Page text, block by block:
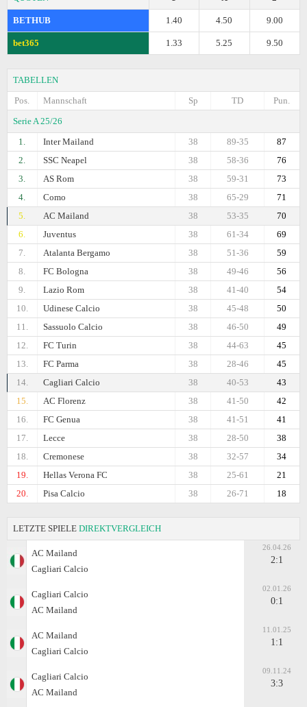
BETHUB 9.00
4.50
1.40
bet365 9.50
5.25
1.33
TABELLEN
Pos.
Mannschaft Pun.
TD
Sp
Serie A 25/26
1.
Inter Mailand 87
89-35
38
2.
SSC Neapel 76
58-36
38
3.
AS Rom 73
59-31
38
4.
Como 71
65-29
38
5.
AC Mailand 70
53-35
38
6.
Juventus 69
61-34
38
7.
Atalanta Bergamo 59
51-36
38
8.
FC Bologna 56
49-46
38
9.
Lazio Rom 54
41-40
38
10.
Udinese Calcio 50
45-48
38
11.
Sassuolo Calcio 49
46-50
38
12.
FC Turin 45
44-63
38
13.
FC Parma 45
28-46
38
14.
Cagliari Calcio 43
40-53
38
15.
AC Florenz 42
41-50
38
16.
FC Genua 41
41-51
38
17.
Lecce 38
28-50
38
18.
Cremonese 34
32-57
38
19.
Hellas Verona FC 21
25-61
38
20.
Pisa Calcio 18
26-71
38
LETZTE SPIELE DIREKTVERGLEICH
AC Mailand
Cagliari Calcio
26.04.26
2:1
Cagliari Calcio
AC Mailand
02.01.26
0:1
AC Mailand
Cagliari Calcio
11.01.25
1:1
Cagliari Calcio
AC Mailand
09.11.24
3:3